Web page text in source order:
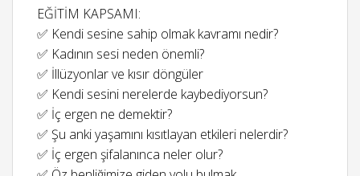
EĞİTİM KAPSAMI:
✅ Kendi sesine sahip olmak kavramı nedir?
✅ Kadının sesi neden önemli?
✅ İllüzyonlar ve kısır döngüler
✅ Kendi sesini nerelerde kaybediyorsun?
✅ İç ergen ne demektir?
✅ Şu anki yaşamını kısıtlayan etkileri nelerdir?
✅ İç ergen şifalanınca neler olur?